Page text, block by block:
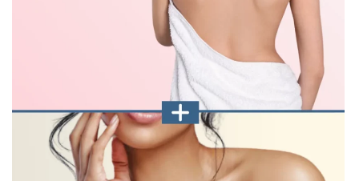
Acceso
¿Crear una cuenta?